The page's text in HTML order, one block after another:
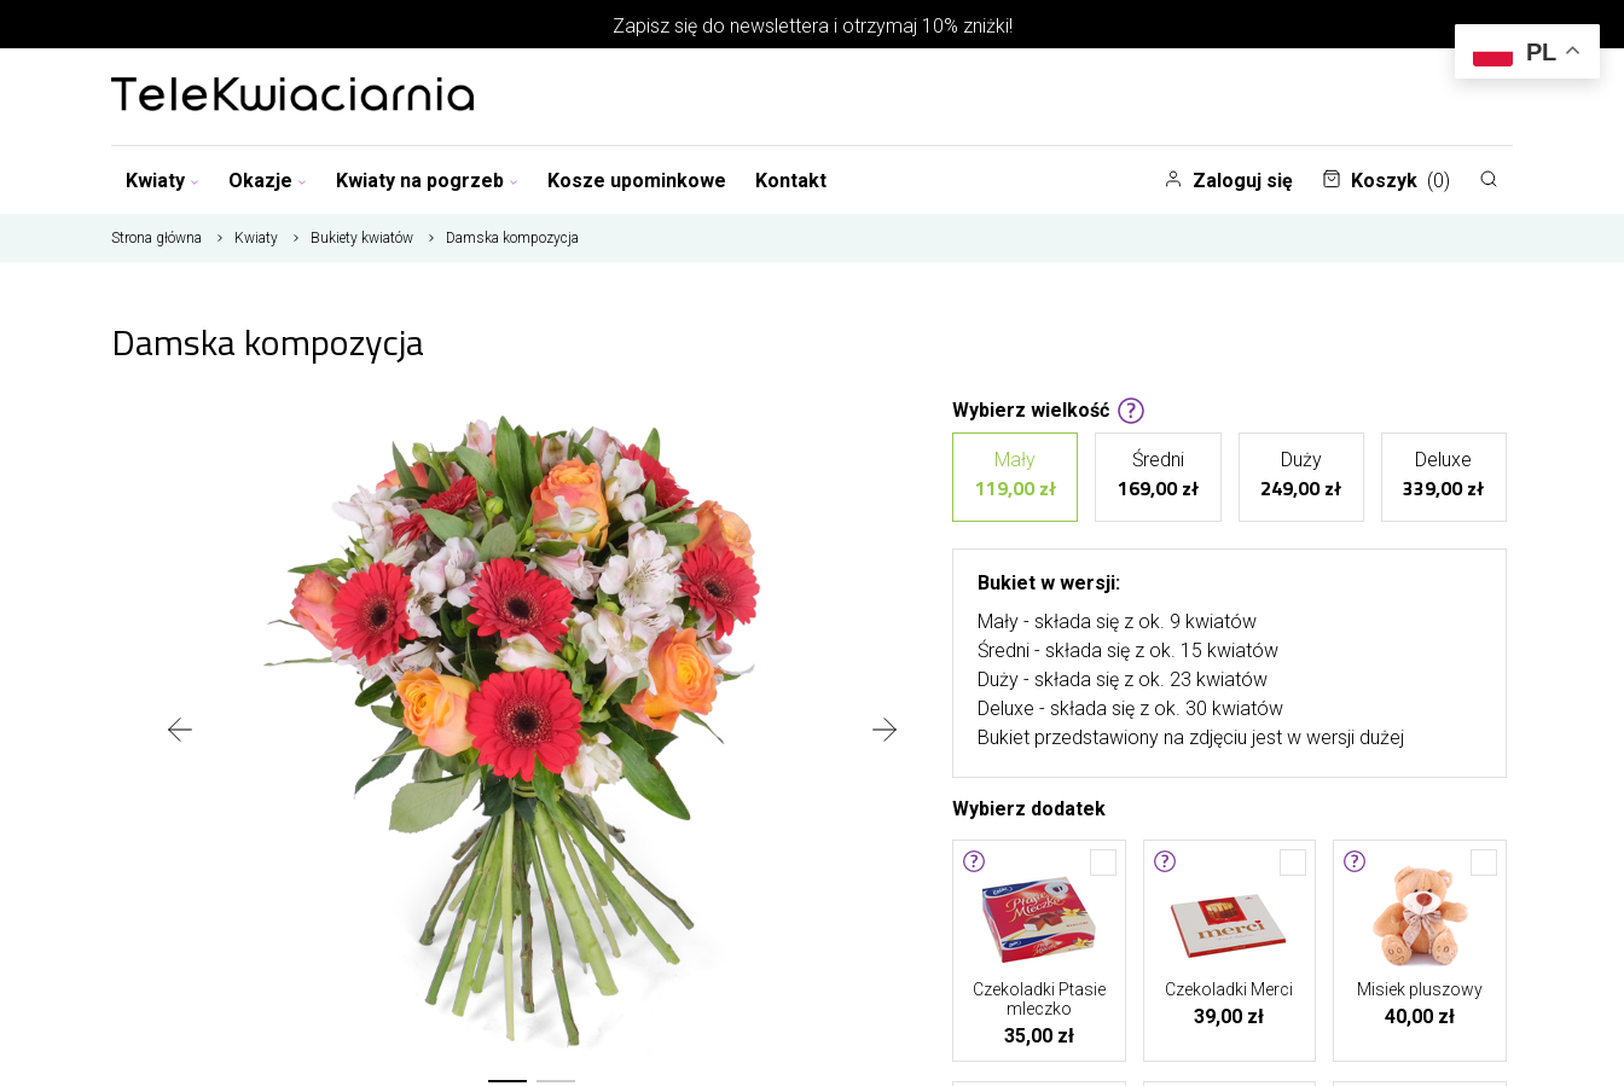
Zapisz się do newslettera i otrzymaj 10% zniżki!
Kwiaty Okazje Kwiaty na pogrzeb Kosze upominkowe Kontakt Zaloguj się Koszyk (0)
Strona główna Kwiaty Bukiety kwiatów Damska kompozycja
Damska kompozycja
Wybierz wielkość
Mały
119,00 zł
Średni
169,00 zł
Duży
249,00 zł
Deluxe
339,00 zł
Bukiet w wersji:
Mały - składa się z ok. 9 kwiatów
Średni - składa się z ok. 15 kwiatów
Duży - składa się z ok. 23 kwiatów
Deluxe - składa się z ok. 30 kwiatów
Bukiet przedstawiony na zdjęciu jest w wersji dużej
Wybierz dodatek
Czekoladki Ptasie
mleczko
35,00 zł
Czekoladki Merci
39,00 zł
Misiek pluszowy
40,00 zł
PL